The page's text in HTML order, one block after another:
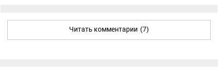
Читать комментарии (7)